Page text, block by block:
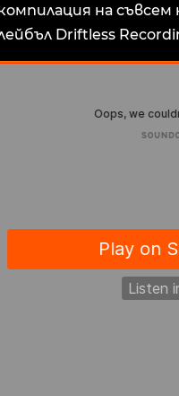
на съвсем
Driftless